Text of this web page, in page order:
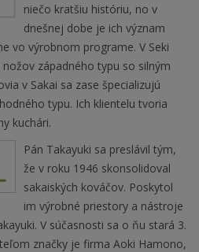
niečo kratšiu históriu, no v
dnešnej dobe je ich význam
vo výrobnom programe. V Seki
západného typu so silným
v Sakai sa zase špecializujú
typu. Ich klientelu tvoria
kuchári.
Pán Takayuki sa preslávil tým,
že v roku 1946 skonsolidoval
sakaiských kováčov. Poskytol
im výrobné priestory a nástroje
V súčasnosti sa o ňu stará 3.
značky je firma Aoki Hamono,